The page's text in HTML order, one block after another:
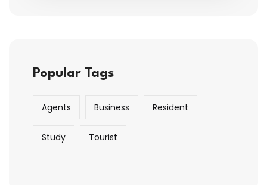
Popular Tags
Agents Business Resident
Study Tourist